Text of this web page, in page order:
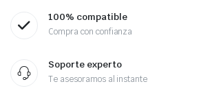
100% compatible
Compra con confianza
Soporte experto
Te asesoramos al instante